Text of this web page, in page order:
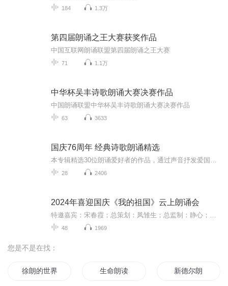
184 1.3万
第四届朗诵之王大赛获奖作品
中国互联网朗诵联盟第四届朗诵之王大赛
71 1.1万
中华杯吴丰诗歌朗诵大赛决赛作品
中国朗诵联盟中华杯吴丰诗歌朗诵大赛决赛作品
63 3633
国庆76周年 经典诗歌朗诵精选
28 2406
2024年喜迎国庆《我的祖国》云上朗诵会
48 1969
您是不是在找：
徐朗的世界 生命朗读 新德尔朗